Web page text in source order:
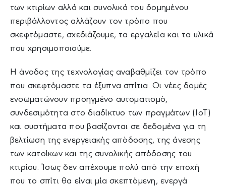
των κτιρίων αλλά και συνολικά του δομημένου
περιβάλλοντος αλλάζουν τον τρόπο που
σκεφτόμαστε, σχεδιάζουμε, τα εργαλεία και τα υλικά
που χρησιμοποιούμε.
Η άνοδος της τεχνολογίας αναβαθμίζει τον τρόπο
που σκεφτόμαστε τα έξυπνα σπίτια. Οι νέες δομές
ενσωματώνουν προηγμένο αυτοματισμό,
συνδεσιμότητα στο διαδίκτυο των πραγμάτων (IoT)
και συστήματα που βασίζονται σε δεδομένα για τη
βελτίωση της ενεργειακής απόδοσης, της άνεσης
των κατοίκων και της συνολικής απόδοσης του
κτιρίου. Ίσως δεν απέχουμε πολύ από την εποχή
που το σπίτι θα είναι μία σκεπτόμενη, ενεργά